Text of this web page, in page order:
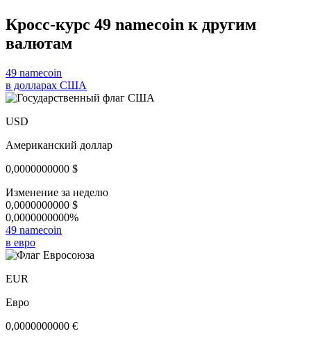
Кросс-курс 49 namecoin к другим
валютам
49 namecoin
в долларах США
USD
Американский доллар
0,0000000000 $
Изменение за неделю
0,0000000000 $
0,0000000000%
49 namecoin
в евро
EUR
Евро
0,0000000000 €